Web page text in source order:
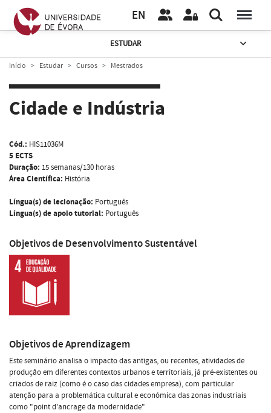
EN
ESTUDAR
Início Estudar Cursos Mestrados
Cidade e Indústria
Cód.: HIS11036M
5 ECTS
Duração: 15 semanas/130 horas
Área Científica: História
Língua(s) de lecionação: Português
Língua(s) de apoio tutorial: Português
Objetivos de Desenvolvimento Sustentável
Objetivos de Aprendizagem
Este seminário analisa o impacto das antigas, ou recentes, atividades de
produção em diferentes contextos urbanos e territoriais, já pré-existentes ou
criados de raiz (como é o caso das cidades empresa), com particular
atenção para a problemática cultural e económica das zonas industriais
como "point d'ancrage da modernidade"